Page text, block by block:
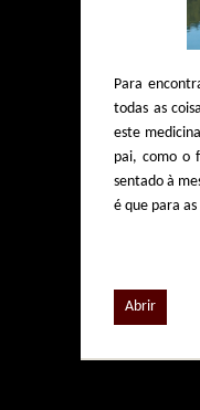
Para
todas as
este
pai, como o
sentado à
é que para
Abrir